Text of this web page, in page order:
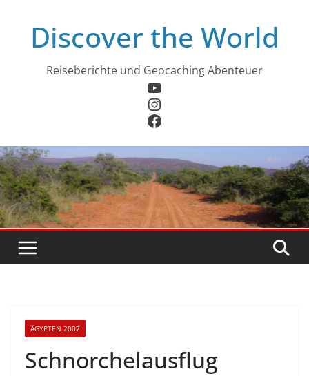
springenDiscover the World
Reiseberichte und Geocaching Abenteuer
YouTube
Instagram
Facebook
ÄGYPTEN 2007
Schnorchelausflug